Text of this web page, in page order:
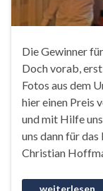
Die Gewinner
Doch vorab,
Fotos aus dem
hier einen Preis
und mit Hilfe
uns dann für
Christian